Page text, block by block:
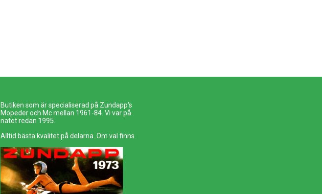
Butiken som är specialiserad på Zundapp's
Mopeder och Mc mellan 1961-84. Vi var på
nätet redan 1995.
Alltid bästa kvalitet på delarna. Om val finns.